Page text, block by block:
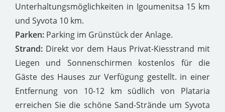
Unterhaltungsmöglichkeiten in Igoumenitsa 15 km
und Syvota 10 km.
Parken: Parking im Grünstück der Anlage.
Strand: Direkt vor dem Haus Privat-Kiesstrand mit
Liegen und Sonnenschirmen kostenlos für die
Gäste des Hauses zur Verfügung gestellt. in einer
Entfernung von 10-12 km südlich von Plataria
erreichen Sie die schöne Sand-Strände um Syvota